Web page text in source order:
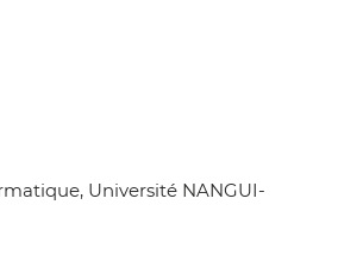
Université NANGUI-